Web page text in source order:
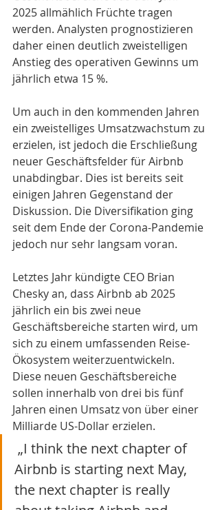
2025 allmählich Früchte tragen
werden. Analysten prognostizieren
daher einen deutlich zweistelligen
Anstieg des operativen Gewinns um
jährlich etwa 15 %.
Um auch in den kommenden Jahren
ein zweistelliges Umsatzwachstum zu
erzielen, ist jedoch die Erschließung
neuer Geschäftsfelder für Airbnb
unabdingbar. Dies ist bereits seit
einigen Jahren Gegenstand der
Diskussion. Die Diversifikation ging
seit dem Ende der Corona-Pandemie
jedoch nur sehr langsam voran.
Letztes Jahr kündigte CEO Brian
Chesky an, dass Airbnb ab 2025
jährlich ein bis zwei neue
Geschäftsbereiche starten wird, um
sich zu einem umfassenden Reise-
Ökosystem weiterzuentwickeln.
Diese neuen Geschäftsbereiche
sollen innerhalb von drei bis fünf
Jahren einen Umsatz von über einer
Milliarde US-Dollar erzielen.
Airbnb is starting next May,
the next chapter is really